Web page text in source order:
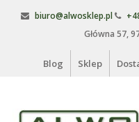
biuro@alwosklep.pl
Główna 57,
Blog Sklep